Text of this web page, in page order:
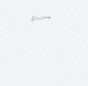
السابق